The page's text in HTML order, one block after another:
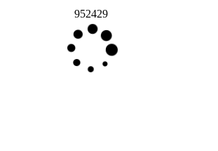
952429